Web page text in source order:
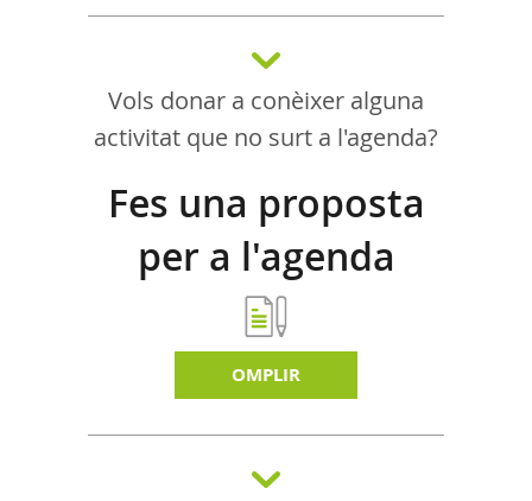
Vols donar a conèixer alguna
activitat que no surt a l'agenda?
Fes una proposta
per a l'agenda
d'activitats
OMPLIR